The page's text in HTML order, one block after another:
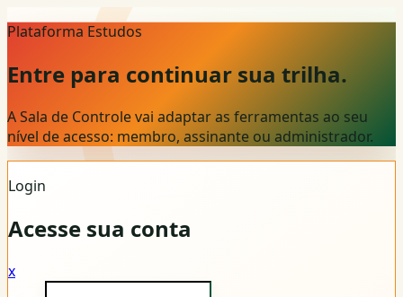
Plataforma Estudos
Entre para continuar sua trilha.
A Sala de Controle vai adaptar as ferramentas ao seu
nível de acesso: membro, assinante ou administrador.
Login
Acesse sua conta
x